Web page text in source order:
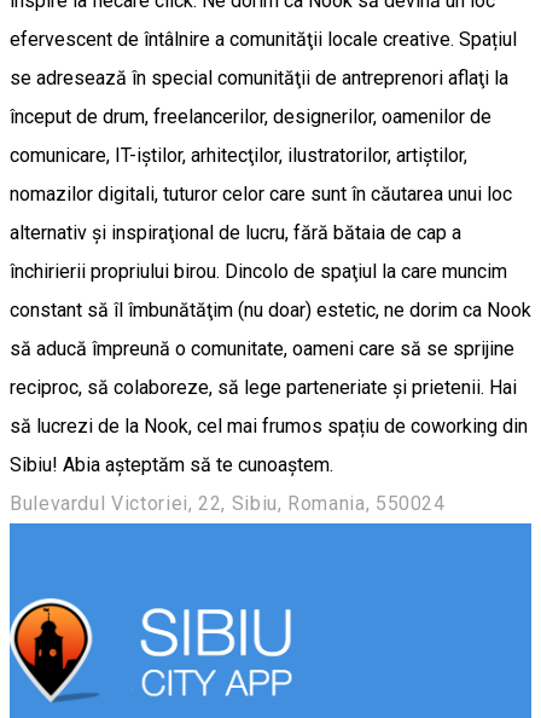
efervescent de întâlnire a comunităţii locale creative. Spațiul
se adresează în special comunităţii de antreprenori aflaţi la
început de drum, freelancerilor, designerilor, oamenilor de
comunicare, IT-iştilor, arhitecţilor, ilustratorilor, artiștilor,
nomazilor digitali, tuturor celor care sunt în căutarea unui loc
alternativ şi inspiraţional de lucru, fără bătaia de cap a
închirierii propriului birou. Dincolo de spaţiul la care muncim
constant să îl îmbunătăţim (nu doar) estetic, ne dorim ca Nook
să aducă împreună o comunitate, oameni care să se sprijine
reciproc, să colaboreze, să lege parteneriate şi prietenii. Hai
să lucrezi de la Nook, cel mai frumos spațiu de coworking din
Sibiu! Abia așteptăm să te cunoaștem.
Bulevardul Victoriei, 22, Sibiu, Romania, 550024